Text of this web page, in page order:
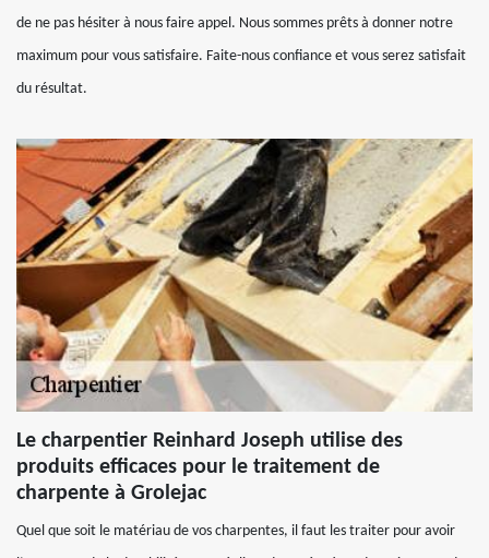
de ne pas hésiter à nous faire appel. Nous sommes prêts à donner notre
maximum pour vous satisfaire. Faite-nous confiance et vous serez satisfait
du résultat.
Le charpentier Reinhard Joseph utilise des
produits efficaces pour le traitement de
charpente à Grolejac
Quel que soit le matériau de vos charpentes, il faut les traiter pour avoir